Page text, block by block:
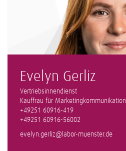
Evelyn Gerliz
Vertriebsinnendienst
Kauffrau für Marketingkommunikation
+49251 60916-419
+49251 60916-56002
evelyn.gerliz@labor-muenster.de